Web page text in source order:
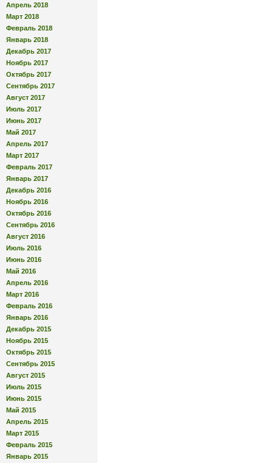
Апрель 2018
Март 2018
Февраль 2018
Январь 2018
Декабрь 2017
Ноябрь 2017
Октябрь 2017
Сентябрь 2017
Август 2017
Июль 2017
Июнь 2017
Май 2017
Апрель 2017
Март 2017
Февраль 2017
Январь 2017
Декабрь 2016
Ноябрь 2016
Октябрь 2016
Сентябрь 2016
Август 2016
Июль 2016
Июнь 2016
Май 2016
Апрель 2016
Март 2016
Февраль 2016
Январь 2016
Декабрь 2015
Ноябрь 2015
Октябрь 2015
Сентябрь 2015
Август 2015
Июль 2015
Июнь 2015
Май 2015
Апрель 2015
Март 2015
Февраль 2015
Январь 2015